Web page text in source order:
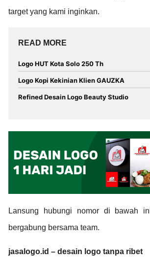
target yang kami inginkan.
READ MORE
Logo HUT Kota Solo 250 Th
Logo Kopi Kekinian Klien GAUZKA
Refined Desain Logo Beauty Studio
Lansung hubungi nomor di bawah
bergabung bersama team.
jasalogo.id – desain logo tanpa ribet